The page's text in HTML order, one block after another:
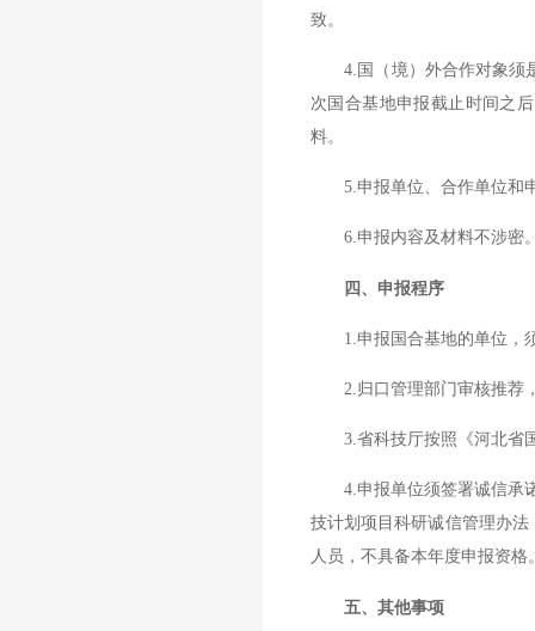
致。
4.国（境）外合作对象须是
次国合基地申报截止时间之
料。
5.申报单位、合作单位和申
6.申报内容及材料不涉密
四、申报程序
1.申报国合基地的单位，须
2.归口管理部门审核推荐，
3.省科技厅按照《河北省国
4.申报单位须签署诚信承诺
技计划项目科研诚信管理办
人员，不具备本年度申报资格
五、其他事项